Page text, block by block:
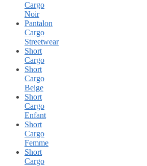
Cargo
Noir
Pantalon
Cargo
Streetwear
Short
Cargo
Short
Cargo
Beige
Short
Cargo
Enfant
Short
Cargo
Femme
Short
Cargo